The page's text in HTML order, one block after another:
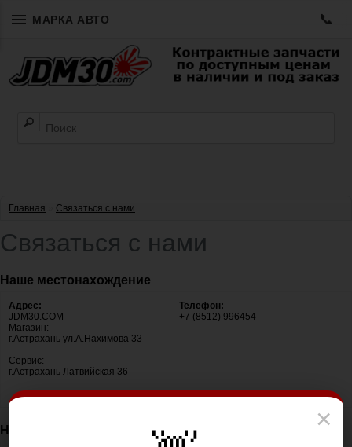
МАРКА АВТО 📞
×
Главная Связаться с нами
Связаться с нами
Наше местонахождение
Адрес:
JDM30.COM
Магазин:
г.Астрахань ул.А.Нахимова 33
Сервис:
г.Астрахань Латвийская 36
Телефон:
+7 (8512) 996454
Написать нам